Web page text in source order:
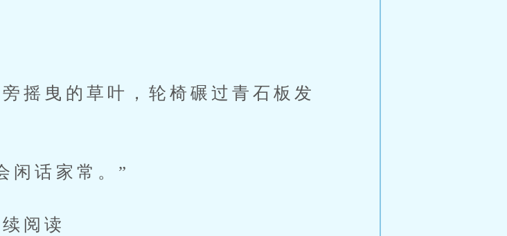
曳的草叶，轮椅碾过青石板发
话家常。”
阅读